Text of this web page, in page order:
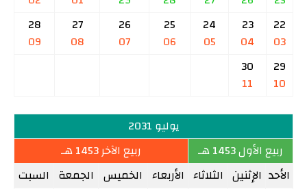
22
03
23
04
24
05
25
06
26
07
27
08
28
09
29
10
30
11
يوليو 2031
ربيع الأول 1453 هـ
ربيع الآخر 1453 هـ
الأحد الإثنين الثلاثاء الأربعاء الخميس الجمعة السبت